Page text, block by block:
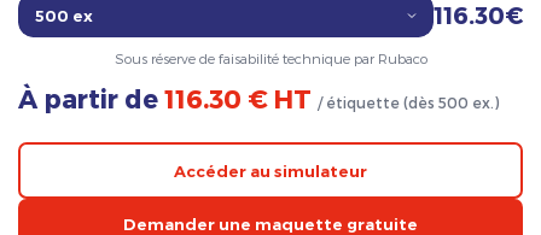
116.30€
Sous réserve de faisabilité technique par Rubaco
À partir de 116.30 € HT / étiquette (dès 500 ex.)
Accéder au simulateur
Demander une maquette gratuite